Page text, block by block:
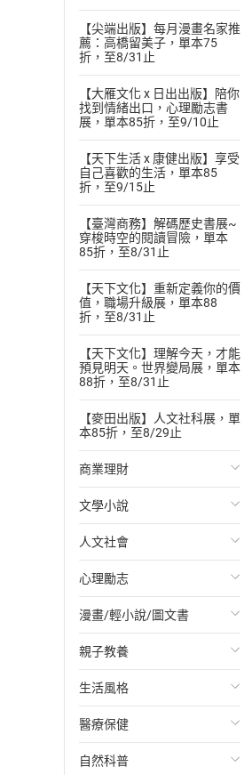
【尖端出版】每月漫畫名家推
薦：高橋留美子，單本75
折，至8/31止
【大雁文化 x 日出出版】陪你
找到情緒出口，心理勵志書
展，單本85折，至9/10止
【天下生活 x 康健出版】享受
自己喜歡的生活，單本85
折，至9/15止
【臺灣商務】解碼歷史書展~
穿梭時空的閱讀冒險，單本
85折，至8/31止
【天下文化】重新定義你的價
值，職場升級展，單本88
折，至8/31止
【天下文化】理解今天，才能
預見明天。世界變局展，單本
88折，至8/31止
【麥田出版】人文社科展，單
本85折，至8/29止
商業理財
投資理財
經濟/趨勢
財務/金融
管理/領導
職場工作術
成功法
行銷/廣告
傳記
文學小說
歐美文學
日本文學
韓國文學
華文文學
經典文學
成長/家庭生活小說
懸疑/推理小說
人文社會
國際關係
政治
社會科學
台灣/中國歷史
日/韓歷史
其他歷史/史學
心理勵志
心靈成長/情緒
人際關係
兩性關係
心理學
漫畫/輕小說/圖文書
輕小說
奇幻/科幻
愛情故事
職場/社會寫實
親子教養
教育現場
兒童文學/故事
兒童科普/學習
生活風格
飲食/食譜
健身/美顏
醫療保健
健康/養生
自然科普